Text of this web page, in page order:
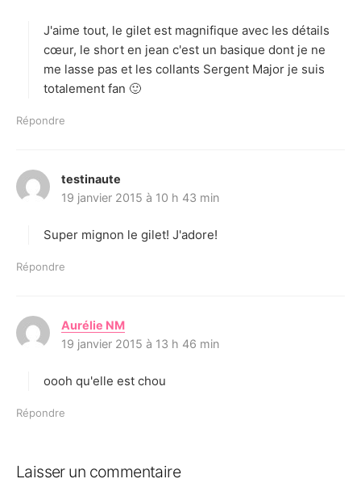
:
J'aime tout, le gilet est magnifique avec les détails
cœur, le short en jean c'est un basique dont je ne
me lasse pas et les collants Sergent Major je suis
totalement fan 🙂
Répondre
testinaute
i
:
19 janvier 2015 à 10 h 43 min
Super mignon le gilet! J'adore!
Répondre
Aurélie NM
i
:
19 janvier 2015 à 13 h 46 min
oooh qu'elle est chou
Répondre
Laisser un commentaire